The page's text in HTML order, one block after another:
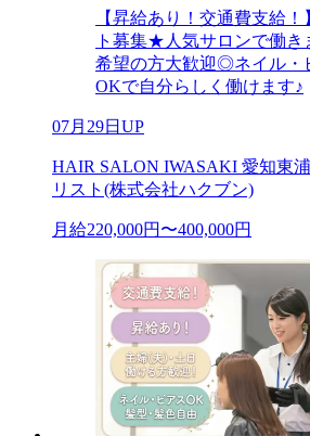
【昇給あり！交通費支給
ト募集★人気サロンで働き
希望の方大歓迎◎ネイル・
OKで自分らしく働けます♪
07月29日UP
HAIR SALON IWASAKI 愛知東
リスト(株式会社ハクブン)
月給220,000円〜400,000円